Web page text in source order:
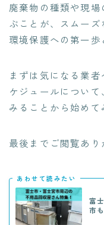
廃棄物の種類や現
ぶことが、スムー
環境保護への第一歩
まずは気になる業
ケジュールについ
みることから始めて
最後までご閲覧あり
あわせて読みたい
富
市